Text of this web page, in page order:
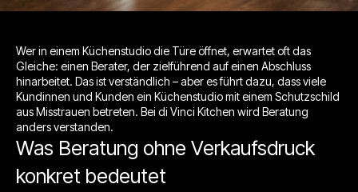
Wer in einem Küchenstudio die Türe öffnet, erwartet oft das
Gleiche: einen Berater, der zielführend auf einen Abschluss
hinarbeitet. Das ist verständlich – aber es führt dazu, dass viele
Kundinnen und Kunden ein Küchenstudio mit einem Schutzschild
aus Misstrauen betreten. Bei di Vinci Kitchen wird Beratung
anders verstanden.
Was Beratung ohne Verkaufsdruck
konkret bedeutet